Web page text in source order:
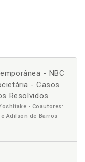
- NBC
- Casos
Resolvidos
- Coautores:
Adilson de Barros